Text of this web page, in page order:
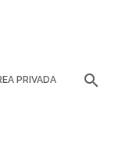
PRIVADA